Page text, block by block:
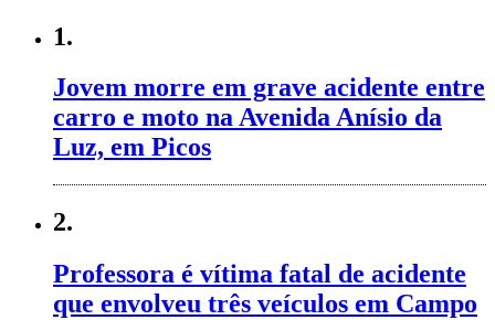
1.
Jovem morre em grave acidente entre
carro e moto na Avenida Anísio da
Luz, em Picos
2.
Professora é vítima fatal de acidente
que envolveu três veículos em Campo